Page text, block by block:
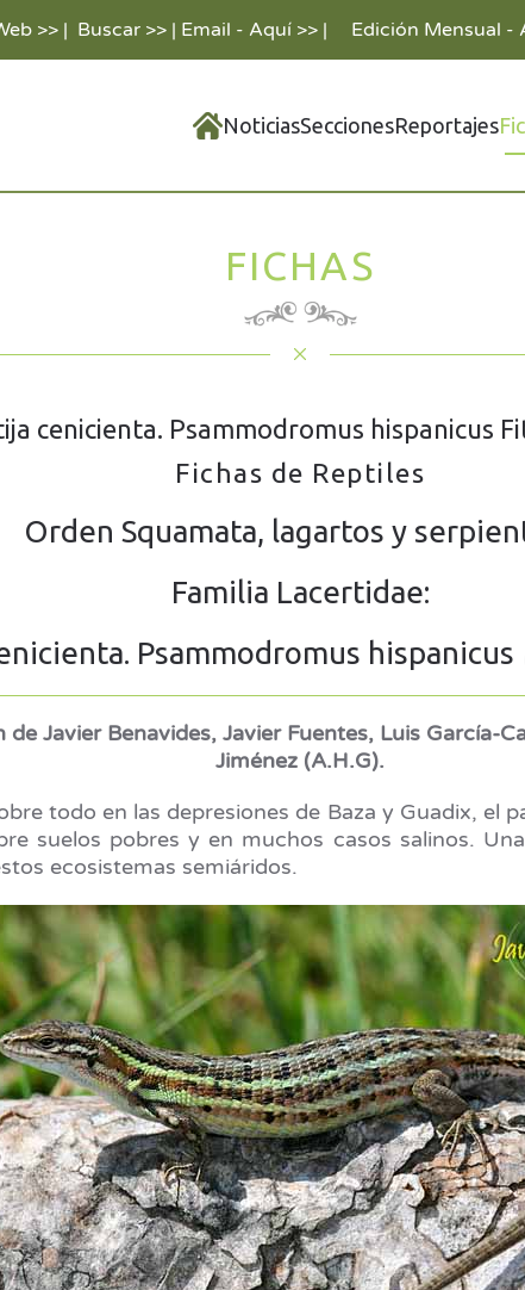
>>| Buscar >>| Email - Aquí >>| Edición Mensual -
NoticiasSeccionesReportajes
FICHAS
cenicienta. Psammodromus hispanicus
Fichas de Reptiles
Orden Squamata, lagartos y
Familia Lacertidae:
Psammodromus hispanicus
Javier Benavides, Javier Fuentes, Luis García-
Jiménez (A.H.G).
todo en las depresiones de Baza y Guadix, el
suelos pobres y en muchos casos salinos.
ecosistemas semiáridos.